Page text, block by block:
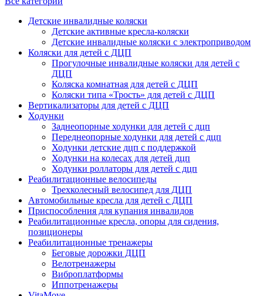
Детские инвалидные коляски
Детские активные кресла-коляски
Детские инвалидные коляски с электроприводом
Коляски для детей с ДЦП
Прогулочные инвалидные коляски для детей с
ДЦП
Коляска комнатная для детей с ДЦП
Коляски типа «Трость» для детей с ДЦП
Вертикализаторы для детей с ДЦП
Ходунки
Заднеопорные ходунки для детей с дцп
Переднеопорные ходунки для детей с дцп
Ходунки детские дцп с поддержкой
Ходунки на колесах для детей дцп
Ходунки роллаторы для детей с дцп
Реабилитационные велосипеды
Трехколесный велосипед для ДЦП
Автомобильные кресла для детей с ДЦП
Приспособления для купания инвалидов
Реабилитационные кресла, опоры для сидения,
позиционеры
Реабилитационные тренажеры
Беговые дорожки ДЦП
Велотренажеры
Виброплатформы
Иппотренажеры